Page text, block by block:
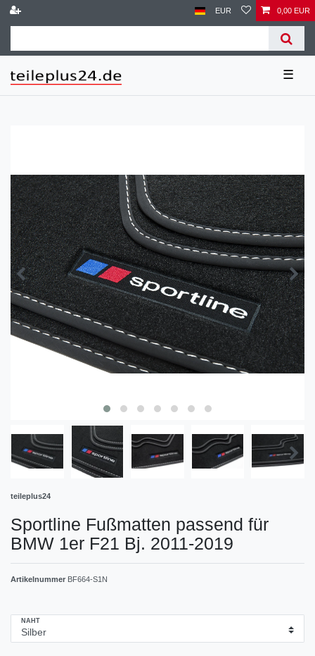
EUR 0,00 EUR
☰
teileplus24
Sportline Fußmatten passend für
BMW 1er F21 Bj. 2011-2019
Artikelnummer BF664-S1N
NAHT